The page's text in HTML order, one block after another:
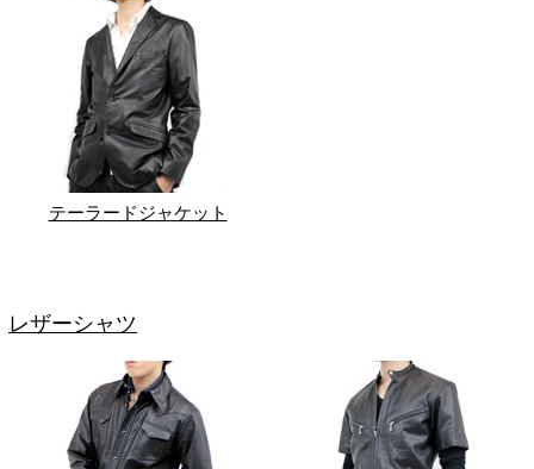
テーラードジャケット
レザーシャツ